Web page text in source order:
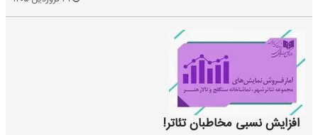
افزایش نسبی مخاطبان تئاتر!